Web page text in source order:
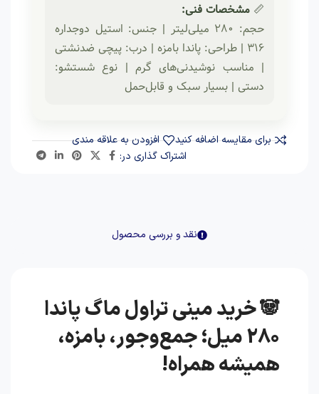
📏 مشخصات فنی:
حجم: 280 میلی‌لیتر | جنس: استیل دوجداره
316 | طراحی: پاندا بامزه | درب: پیچی ضدنشتی
| مناسب نوشیدنی‌های گرم | نوع شستشو:
دستی | بسیار سبک و قابل‌حمل
برای مقایسه اضافه کنید
افزودن به علاقه مندی
اشتراک گذاری در:
نقد و بررسی محصول
🐼 خرید مینی تراول ماگ پاندا
280 میل؛ جمع‌وجور، بامزه،
همیشه همراه!